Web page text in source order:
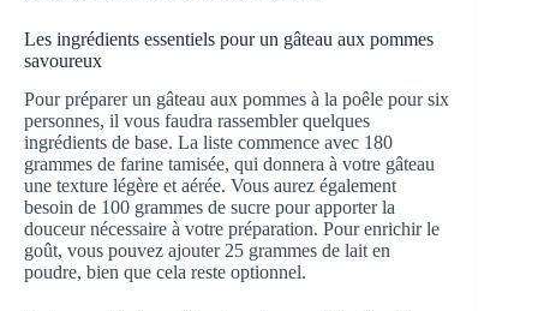
Les ingrédients essentiels pour un gâteau aux pommes
savoureux
Pour préparer un gâteau aux pommes à la poêle pour six
personnes, il vous faudra rassembler quelques
ingrédients de base. La liste commence avec 180
grammes de farine tamisée, qui donnera à votre gâteau
une texture légère et aérée. Vous aurez également
besoin de 100 grammes de sucre pour apporter la
douceur nécessaire à votre préparation. Pour enrichir le
goût, vous pouvez ajouter 25 grammes de lait en
poudre, bien que cela reste optionnel.